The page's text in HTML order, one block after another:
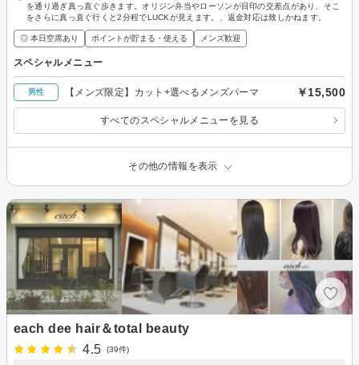
を通り過ぎ真っ直ぐ歩きます。オリジン弁当やローソンが目印の交差点があり、そこ
をさらに真っ直ぐ行くと2分程でLUCKが見えます。、返金対応は致しかねます。
◎ 本日空席あり ポイントが貯まる・使える メンズ歓迎
スペシャルメニュー
男性 【メンズ限定】カット+選べるメンズパーマ ￥15,500
すべてのスペシャルメニューを見る
その他の情報を表示
each dee hair＆total beauty
4.5
(39件)